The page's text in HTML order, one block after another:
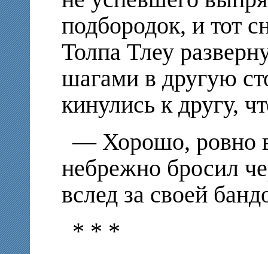
подбородок, и тот
Толпа Тлеу
шагами в другую
кинулись к другу,
— Хорошо, ровно
небрежно бросил
вслед за своей
* * *